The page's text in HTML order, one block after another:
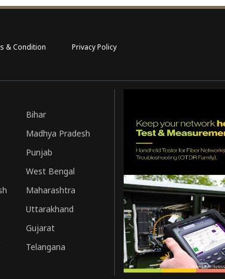
& Condition Privacy Policy
Bihar
Madhya Pradesh
Punjab
West Bengal
Maharashtra
Uttarakhand
Gujarat
Telangana